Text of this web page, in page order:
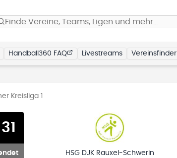
Finde Vereine, Teams, Ligen und mehr…
Handball360 FAQ Livestreams Vereinsfinder
Kreisliga 1
31
HSG DJK Rauxel-Schwerin